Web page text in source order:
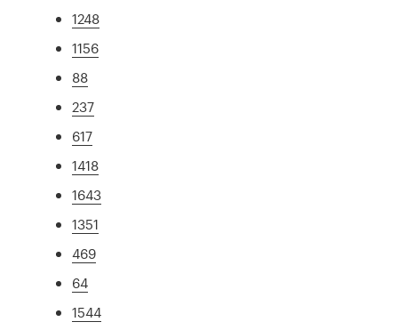
1248
1156
88
237
617
1418
1643
1351
469
64
1544